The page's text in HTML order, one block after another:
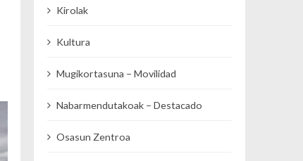
Kirolak
Kultura
Mugikortasuna – Movilidad
Nabarmendutakoak – Destacado
Osasun Zentroa